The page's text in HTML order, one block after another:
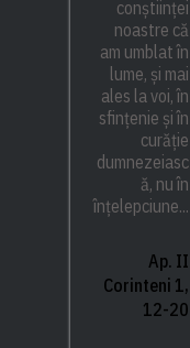
conștiinței
noastre că
am umblat în
lume, și mai
ales la voi, în
sfințenie și în
curăție
dumnezeiasc
ă, nu în
înțelepciune...
Ap. II
Corinteni 1,
12-20